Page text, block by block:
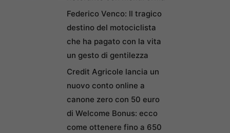
Federico Venco: Il tragico
destino del motociclista
che ha pagato con la vita
un gesto di gentilezza
Credit Agricole lancia un
nuovo conto online a
canone zero con 50 euro
di Welcome Bonus: ecco
come ottenere fino a 650